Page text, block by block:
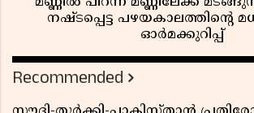
നഷ്ടപ്പെട്ട പഴയകാലത്തിൻ്റെ
ഓർമക്കുറിപ്പ്
Recommended